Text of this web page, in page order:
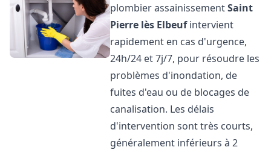
plombier assainissementSaint
Pierre lès Elbeufintervient
rapidement en cas d'urgence,
24h/24 et 7j/7, pour résoudre les
problèmes d'inondation, de
fuites d'eau ou de blocages de
canalisation. Les délais
d'intervention sont très courts,
généralement inférieurs à 2